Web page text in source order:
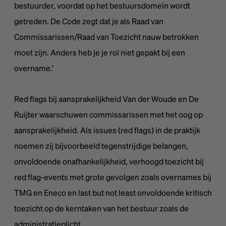
bestuurder, voordat op het bestuursdomein wordt
getreden. De Code zegt dat je als Raad van
Commissarissen/Raad van Toezicht nauw betrokken
moet zijn. Anders heb je je rol niet gepakt bij een
overname.’
Red flags bij aansprakelijkheid Van der Woude en De
Ruijter waarschuwen commissarissen met het oog op
aansprakelijkheid. Als issues (red flags) in de praktijk
noemen zij bijvoorbeeld tegenstrijdige belangen,
onvoldoende onafhankelijkheid, verhoogd toezicht bij
red flag-events met grote gevolgen zoals overnames bij
TMG en Eneco en last but not least onvoldoende kritisch
toezicht op de kerntaken van het bestuur zoals de